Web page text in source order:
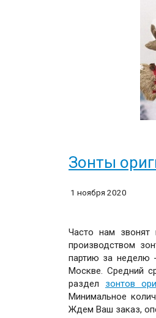
Зонты
1 ноября 2020
Часто нам
производством
партию за неделю
Москве. Средний
раздел зонтов
Минимальное
Ждем Ваш заказ,